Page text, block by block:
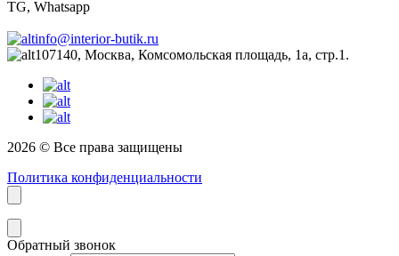
TG, Whatsapp
info@interior-butik.ru
107140, Москва, Комсомольская площадь, 1а, стр.1.
2026 © Все права защищены
Политика конфиденциальности
Обратный звонок